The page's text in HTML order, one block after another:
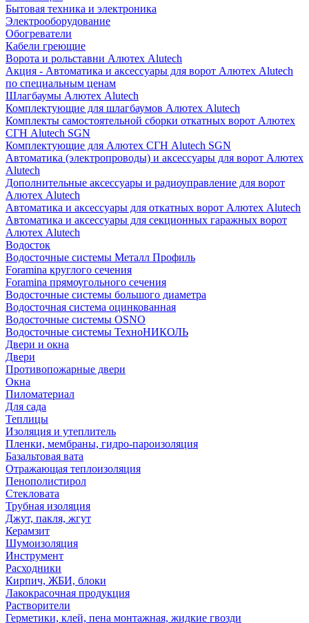
Бытовая техника и электроника
Электрооборудование
Обогреватели
Кабели греющие
Ворота и рольставни Алютех Alutech
Акция - Автоматика и аксессуары для ворот Алютех Alutech
по специальным ценам
Шлагбаумы Алютех Alutech
Комплектующие для шлагбаумов Алютех Alutech
Комплекты самостоятельной сборки откатных ворот Алютех
СГН Alutech SGN
Комплектующие для Алютех СГН Alutech SGN
Автоматика (электропроводы) и аксессуары для ворот Алютех
Alutech
Дополнительные аксессуары и радиоуправление для ворот
Алютех Alutech
Автоматика и аксессуары для откатных ворот Алютех Alutech
Автоматика и аксессуары для секционных гаражных ворот
Алютех Alutech
Водосток
Водосточные системы Металл Профиль
Foramina круглого сечения
Foramina прямоугольного сечения
Водосточные системы большого диаметра
Водосточная система оцинкованная
Водосточные системы OSNO
Водосточные системы ТехноНИКОЛЬ
Двери и окна
Двери
Противопожарные двери
Окна
Пиломатериал
Для сада
Теплицы
Изоляция и утеплитель
Пленки, мембраны, гидро-пароизоляция
Базальтовая вата
Отражающая теплоизоляция
Пенополистирол
Стекловата
Трубная изоляция
Джут, пакля, жгут
Керамзит
Шумоизоляция
Инструмент
Расходники
Кирпич, ЖБИ, блоки
Лакокрасочная продукция
Растворители
Герметики, клей, пена монтажная, жидкие гвозди